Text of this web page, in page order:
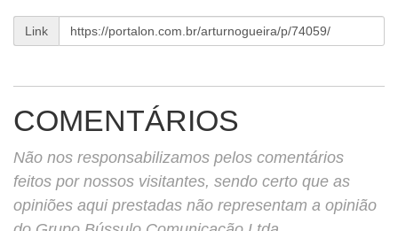
Link
COMENTÁRIOS
Não nos responsabilizamos pelos comentários
feitos por nossos visitantes, sendo certo que as
opiniões aqui prestadas não representam a opinião